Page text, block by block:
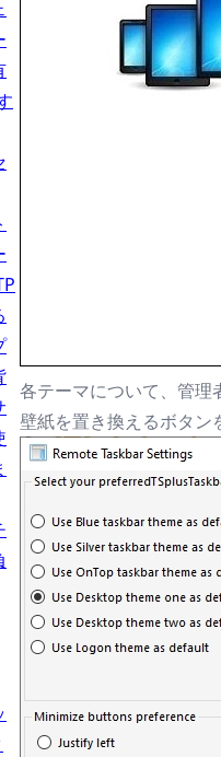
各テーマについて、管
壁紙を置き換えるボタ